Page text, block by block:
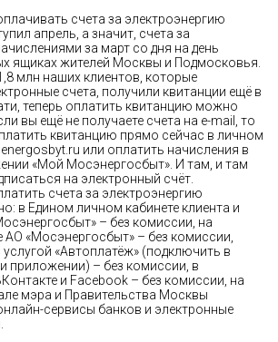
счета за электроэнергию
апрель, а значит, счета за
за март со дня на день
ящиках жителей Москвы и Подмосковья.
млн наших клиентов, которые
счета, получили квитанции ещё в
теперь оплатить квитанцию можно
вы ещё не получаете счета на e-mail, то
квитанцию прямо сейчас в личном
или оплатить начисления в
«Мой Мосэнергосбыт». И там, и там
на электронный счёт.
счета за электроэнергию
в Едином личном кабинете клиента и
– без комиссии, на
«Мосэнергосбыт» – без комиссии,
«Автоплатёж» (подключить в
приложении) – без комиссии, в
и Facebook – без комиссии, на
мэра и Правительства Москвы
сервисы банков и электронные